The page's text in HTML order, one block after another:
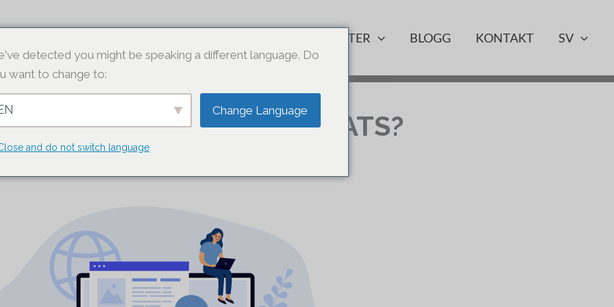
TJÄNSTER BLOGG KONTAKT SV
DU DIN WEBBPLATS?
En enkel guide för nystartade företagare
detected you might be speaking a different language. Do
want to change to:
Change Language
and do not switch language